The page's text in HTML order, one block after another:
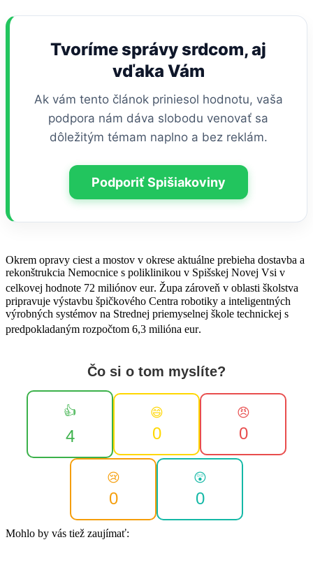
Tvoríme správy srdcom, aj
vďaka Vám
Ak vám tento článok priniesol hodnotu, vaša
podpora nám dáva slobodu venovať sa
dôležitým témam naplno a bez reklám.
Podporiť Spišiakoviny
Okrem opravy ciest a mostov v okrese aktuálne prebieha dostavba a
rekonštrukcia Nemocnice s poliklinikou v Spišskej Novej Vsi v
celkovej hodnote 72 miliónov eur. Župa zároveň v oblasti školstva
pripravuje výstavbu špičkového Centra robotiky a inteligentných
výrobných systémov na Strednej priemyselnej škole technickej s
predpokladaným rozpočtom 6,3 milióna eur.
Čo si o tom myslíte?
👍
4
😄
0
😠
0
😢
0
😲
0
Mohlo by vás tiež zaujímať: